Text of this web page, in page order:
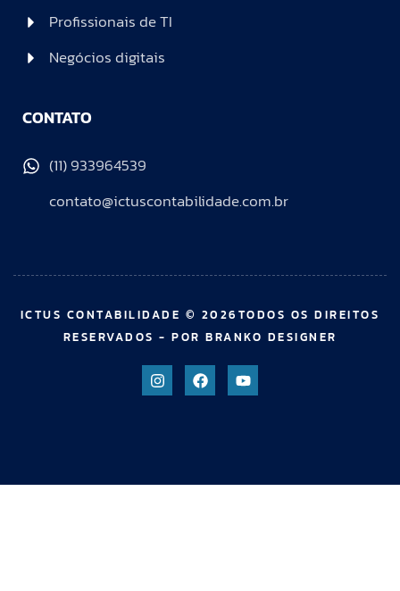
Profissionais de TI
Negócios digitais
CONTATO
(11) 933964539
contato@ictuscontabilidade.com.br
ICTUS CONTABILIDADE © 2026TODOS OS DIREITOS
RESERVADOS - POR BRANKO DESIGNER